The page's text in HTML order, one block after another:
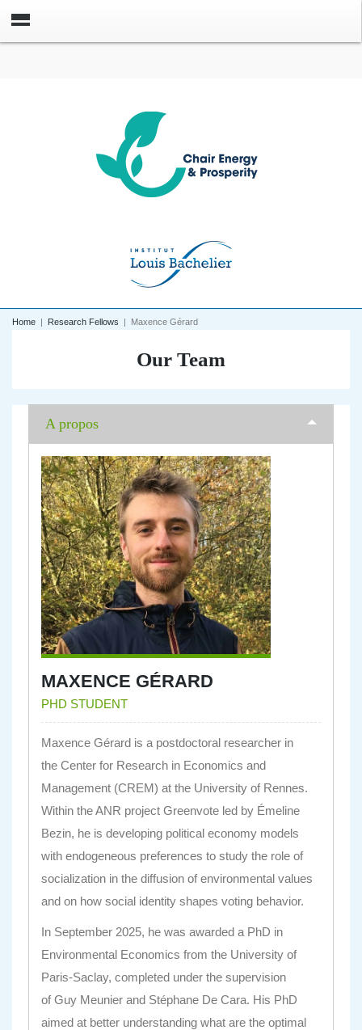
Home | Research Fellows | Maxence Gérard
Our Team
A propos
MAXENCE GÉRARD
PHD STUDENT
Maxence Gérard is a postdoctoral researcher in
the Center for Research in Economics and
Management (CREM) at the University of Rennes.
Within the ANR project Greenvote led by Émeline
Bezin, he is developing political economy models
with endogeneous preferences to study the role of
socialization in the diffusion of environmental values
and on how social identity shapes voting behavior.
In September 2025, he was awarded a PhD in
Environmental Economics from the University of
Paris-Saclay, completed under the supervision
ofGuy Meunier and Stéphane De Cara. His PhD
aimed at better understanding what are the optimal